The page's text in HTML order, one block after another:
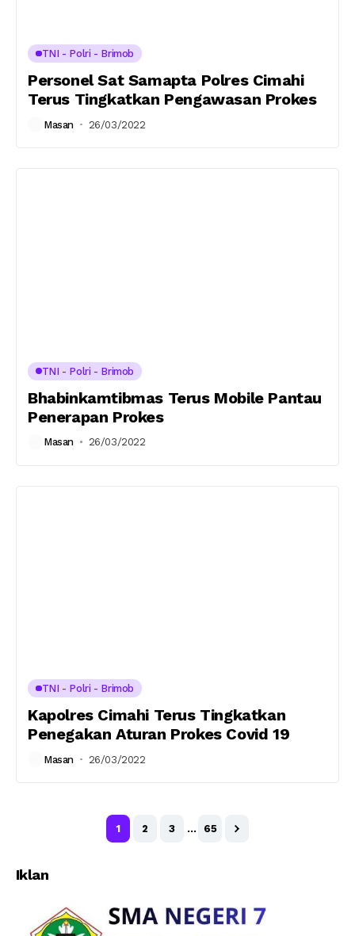
TNI - Polri - Brimob
Personel Sat Samapta Polres Cimahi
Terus Tingkatkan Pengawasan Prokes
Masan 26/03/2022
TNI - Polri - Brimob
Bhabinkamtibmas Terus Mobile Pantau
Penerapan Prokes
Masan 26/03/2022
TNI - Polri - Brimob
Kapolres Cimahi Terus Tingkatkan
Penegakan Aturan Prokes Covid 19
Masan 26/03/2022
1 2 3 … 65
Iklan